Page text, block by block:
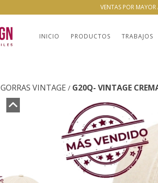
VENTAS POR
INICIO PRODUCTOS TRABAJOS
GORRAS VINTAGE / G20Q- VINTAGE